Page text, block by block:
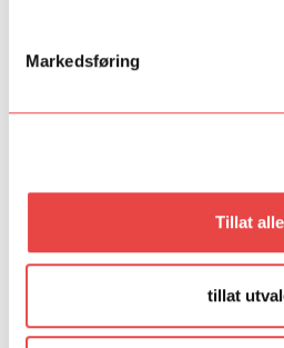
Markedsføring
Tillat alle
tillat
Mesterklassene arrangeres i
ogStiftelsen Kristian Gerhard
Foto: Prof. Jiri Hlinka Klaverakademi
Fant du det du lette